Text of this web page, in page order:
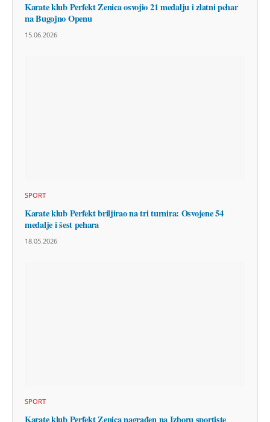
Karate klub Perfekt Zenica osvojio 21 medalju i zlatni pehar
na Bugojno Openu
15.06.2026
SPORT
Karate klub Perfekt briljirao na tri turnira: Osvojene 54
medalje i šest pehara
18.05.2026
SPORT
Karate klub Perfekt Zenica nagrađen na Izboru sportiste